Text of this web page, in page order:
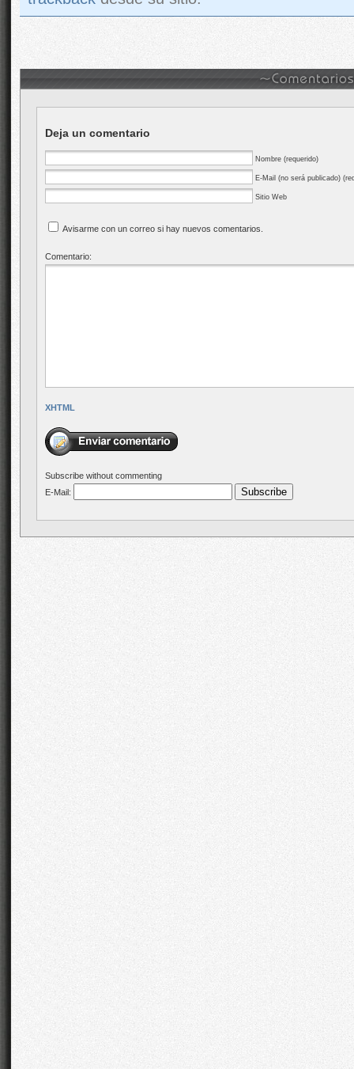
Deja un comentario
Nombre (requerido)
E-Mail (no será publicado)
Sitio Web
Avisarme con un correo si hay nuevos comentarios.
Comentario:
XHTML
Subscribe without commenting
E-Mail: